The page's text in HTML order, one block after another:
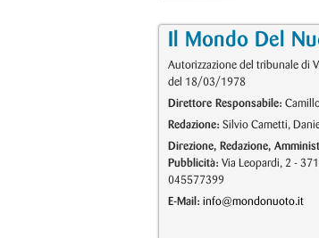
Il Mondo Del
Autorizzazione del tribunale di
del 18/03/1978
Direttore Responsabile:
Redazione: Silvio Cametti,
Direzione, Redazione,
Pubblicità: Via Leopardi, 2 -
045577399
E-Mail: info@mondonuoto.it